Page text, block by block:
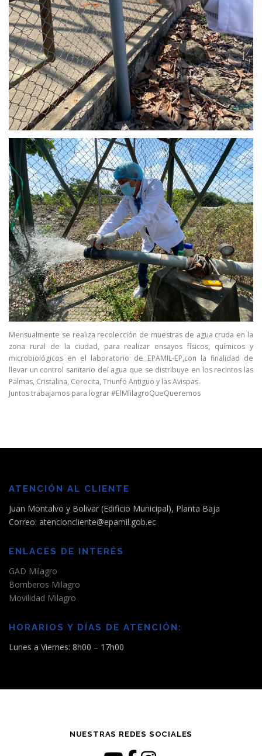
Mensualmente se realiza recolección de muestras de agua cruda en la
zona rural de la ciudad, para realizar ensayos físicos, químicos y
microbiológicos en el laboratorio de EPAMIL-EP,con la finalidad de
llevar un control sanitario del agua que se distribuye en los recintos las
Palmas, Cristalina, Cerecita, Triunfo Antiguo y las Avispas.
Juntos trabajamos para lograr #ElMlilagroQueQueremos
ATENCIÓN AL CLIENTE
Juan Montalvo y Bolivar (Edificio Municipal), Planta Baja
Correo: atencioncliente@epamil.gob.ec
ENLACES DE INTERÉS
GAD Milagro
Bomberos Milagro
Movilidad Milagro
HORARIOS Y DÍAS DE ATENCIÓN:
Lunes a Viernes: 8h00 – 17h00
NUESTRAS REDES SOCIALES